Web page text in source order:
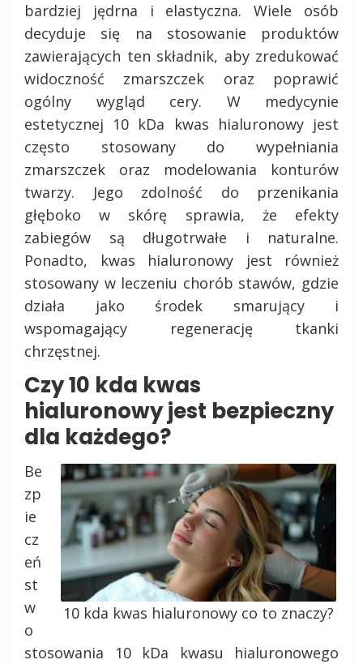
bardziej jędrna i elastyczna. Wiele osób
decyduje się na stosowanie produktów
zawierających ten składnik, aby zredukować
widoczność zmarszczek oraz poprawić
ogólny wygląd cery. W medycynie
estetycznej 10 kDa kwas hialuronowy jest
często stosowany do wypełniania
zmarszczek oraz modelowania konturów
twarzy. Jego zdolność do przenikania
głęboko w skórę sprawia, że efekty
zabiegów są długotrwałe i naturalne.
Ponadto, kwas hialuronowy jest również
stosowany w leczeniu chorób stawów, gdzie
działa jako środek smarujący i
wspomagający regenerację tkanki
chrzęstnej.
Czy 10 kda kwas
hialuronowy jest bezpieczny
dla każdego?
10 kda kwas hialuronowy co to znaczy?
Be
zp
ie
cz
eń
st
w
o
stosowania 10 kDa kwasu hialuronowego